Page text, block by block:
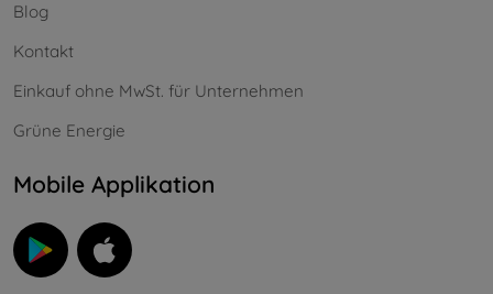
Blog
Kontakt
Einkauf ohne MwSt. für Unternehmen
Grüne Energie
Mobile Applikation